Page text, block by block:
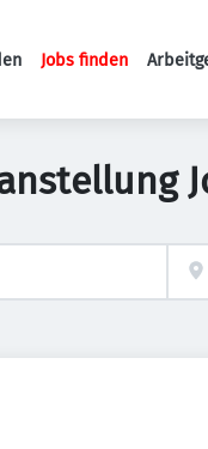
Jobs finden